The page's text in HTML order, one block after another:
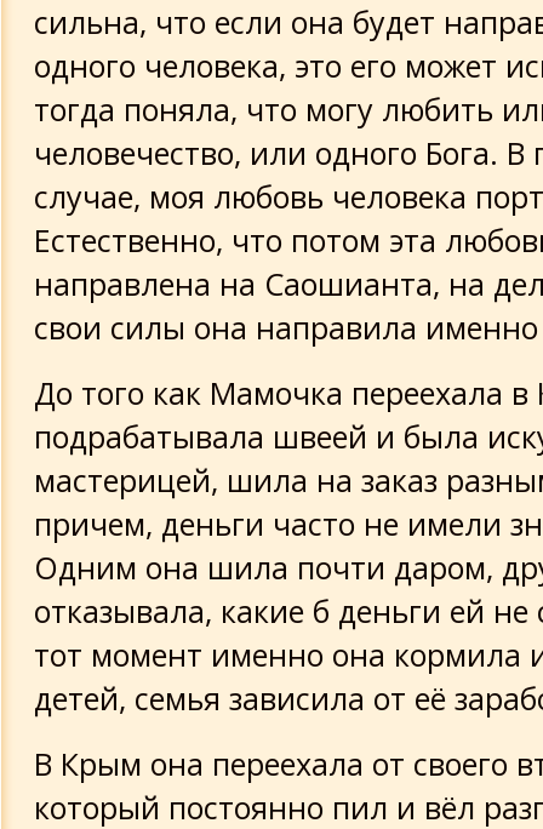
сильна, что если она будет
одного человека, это его может
тогда поняла, что могу любить
человечество, или одного Бога.
случае, моя любовь человека
Естественно, что потом эта
направлена на Саошианта, на
свои силы она направила именно
До того как Мамочка переехала
подрабатывала швеей и была
мастерицей, шила на заказ
причем, деньги часто не имели
Одним она шила почти даром,
отказывала, какие б деньги ей
тот момент именно она кормила
детей, семья зависила от её
В Крым она переехала от своего
который постоянно пил и вёл